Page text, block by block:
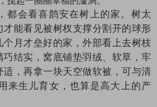
都会看喜鹊安在树上的家。树太
能看见被树杈支撑分割开的球形
月才垒好的家，外部看上去树枝
结实，窝底铺垫羽绒、软草，牢
，再拿一块天空做软被，可与清
来生儿育女，也算是高大上的产